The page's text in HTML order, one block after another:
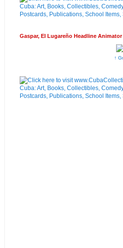
Gaspar, El Lugareño Headline Animator
↑